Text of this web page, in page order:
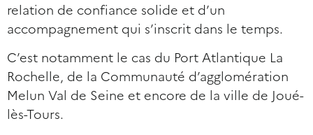
relation de confiance solide et d’un
accompagnement qui s’inscrit dans le temps.
C’est notamment le cas du Port Atlantique La
Rochelle, de la Communauté d’agglomération
Melun Val de Seine et encore de la ville de Joué-
lès-Tours.